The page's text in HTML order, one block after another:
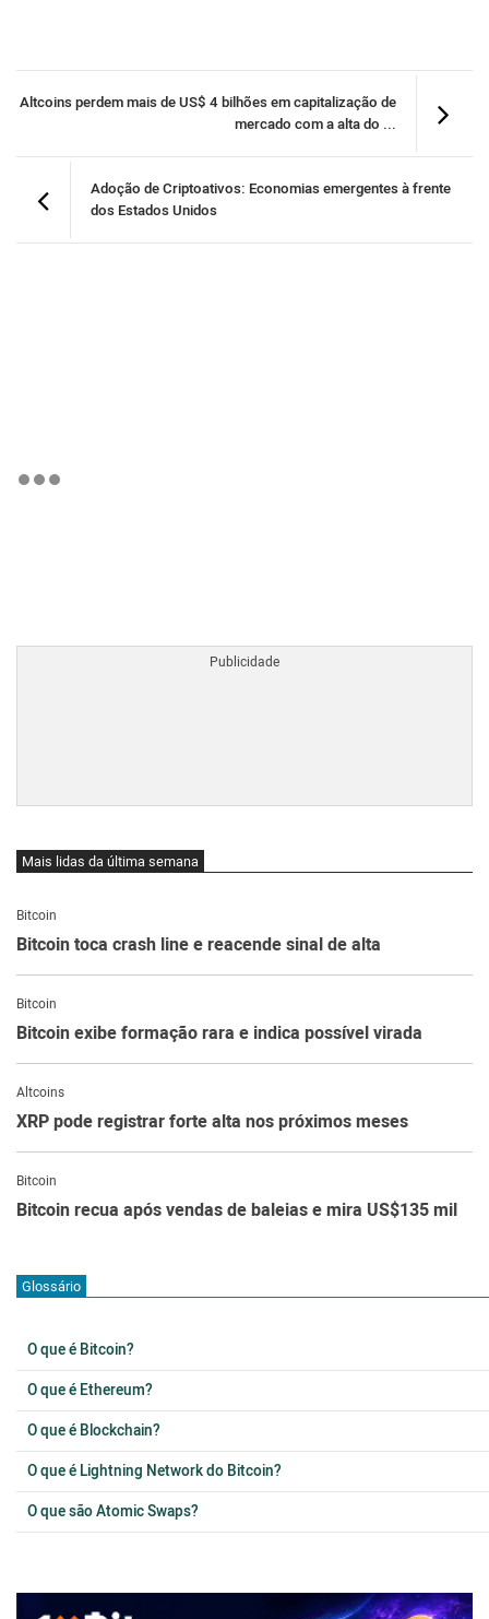
Altcoins perdem mais de US$ 4 bilhões em capitalização de
mercado com a alta do ...
Adoção de Criptoativos: Economias emergentes à frente
dos Estados Unidos
Mais lidas da última semana
Bitcoin
Bitcoin toca crash line e reacende sinal de alta
Bitcoin
Bitcoin exibe formação rara e indica possível virada
Altcoins
XRP pode registrar forte alta nos próximos meses
Bitcoin
Bitcoin recua após vendas de baleias e mira US$135 mil
Glossário
O que é Bitcoin?
O que é Ethereum?
O que é Blockchain?
O que é Lightning Network do Bitcoin?
O que são Atomic Swaps?